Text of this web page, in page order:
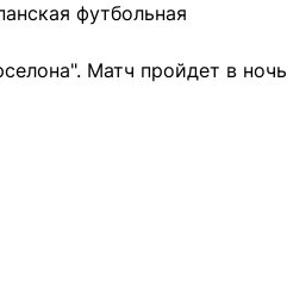
футбольная
Матч пройдет в ночь